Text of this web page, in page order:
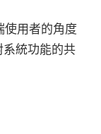
使用者的角度
統功能的共